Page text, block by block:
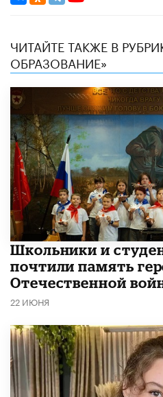
ЧИТАЙТЕ ТАКЖЕ В
ОБРАЗОВАНИЕ»
Школьники и
почтили память
Отечественной
22 ИЮНЯ